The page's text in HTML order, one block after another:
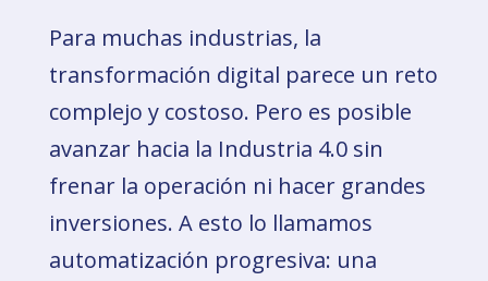
Para muchas industrias, la
transformación digital parece un reto
complejo y costoso. Pero es posible
avanzar hacia la Industria 4.0 sin
frenar la operación ni hacer grandes
inversiones. A esto lo llamamos
automatización progresiva: una